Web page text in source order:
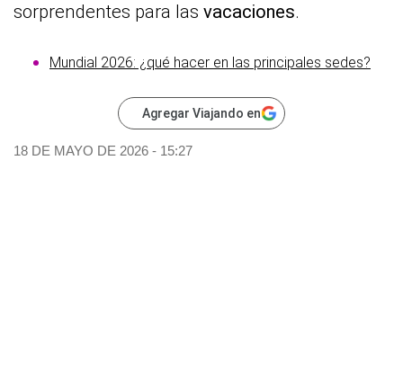
sorprendentes para las vacaciones.
Mundial 2026: ¿qué hacer en las principales sedes?
Agregar Viajando en
18 DE MAYO DE 2026 - 15:27